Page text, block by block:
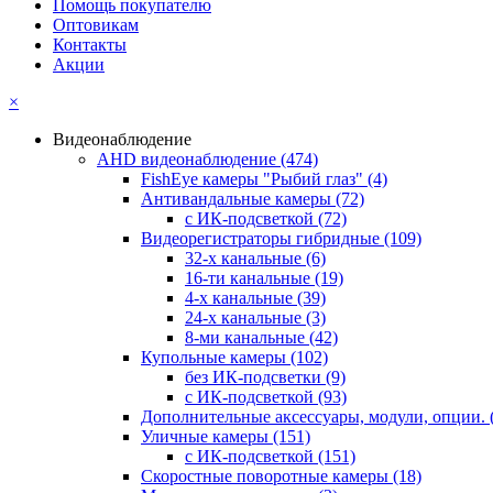
Помощь покупателю
Оптовикам
Контакты
Акции
×
Видеонаблюдение
AHD видеонаблюдение (474)
FishEye камеры "Рыбий глаз" (4)
Антивандальные камеры (72)
с ИК-подсветкой (72)
Видеорегистраторы гибридные (109)
32-х канальные (6)
16-ти канальные (19)
4-х канальные (39)
24-х канальные (3)
8-ми канальные (42)
Купольные камеры (102)
без ИК-подсветки (9)
с ИК-подсветкой (93)
Дополнительные аксессуары, модули, опции.
Уличные камеры (151)
с ИК-подсветкой (151)
Скоростные поворотные камеры (18)